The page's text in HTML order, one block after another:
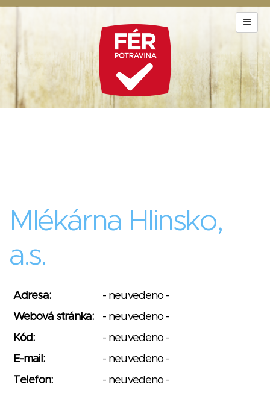
Mlékárna Hlinsko,
a.s.
Adresa:
- neuvedeno -
Webová stránka:
- neuvedeno -
Kód:
- neuvedeno -
E-mail:
- neuvedeno -
Telefon:
- neuvedeno -